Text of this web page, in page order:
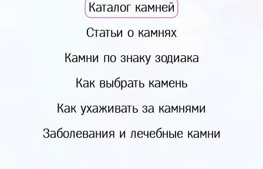
Каталог камней
Статьи о камнях
Камни по знаку зодиака
Как выбрать камень
Как ухаживать за камнями
Заболевания и лечебные камни